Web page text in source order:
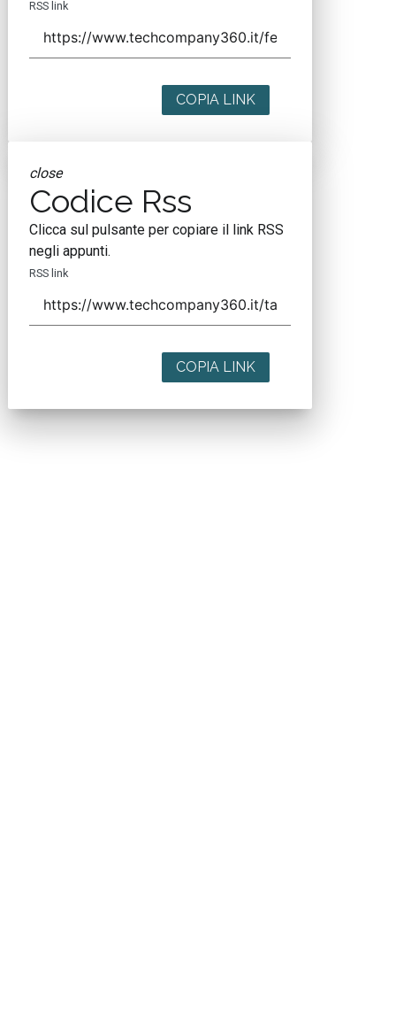
RSS link
COPIA LINK
close
Codice Rss
Clicca sul pulsante per copiare il link RSS
negli appunti.
RSS link
COPIA LINK